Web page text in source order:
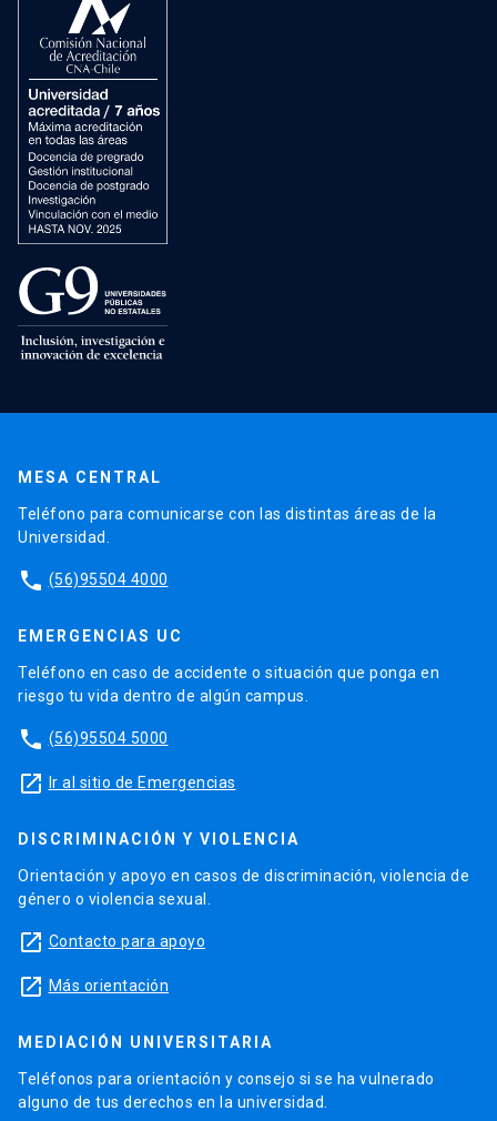
MESA CENTRAL
Teléfono para comunicarse con las distintas áreas de la
Universidad.
phone (56)95504 4000
EMERGENCIAS UC
Teléfono en caso de accidente o situación que ponga en
riesgo tu vida dentro de algún campus.
phone (56)95504 5000
launch Ir al sitio de Emergencias
DISCRIMINACIÓN Y VIOLENCIA
Orientación y apoyo en casos de discriminación, violencia de
género o violencia sexual.
launch Contacto para apoyo
launch Más orientación
MEDIACIÓN UNIVERSITARIA
Teléfonos para orientación y consejo si se ha vulnerado
alguno de tus derechos en la universidad.